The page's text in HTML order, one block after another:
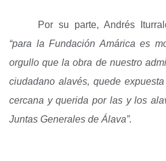
Por su parte, Andrés
“para la Fundación Amárica es
orgullo que la obra de nuestro
ciudadano alavés, quede
cercana y querida por las y los
Juntas Generales de Álava”.